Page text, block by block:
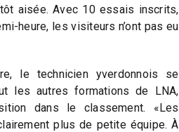
aisée. Avec 10 essais inscrits,
heure, les visiteurs n’ont pas eu
le technicien yverdonnois se
les autres formations de LNA,
dans le classement. «Les
plus de petite équipe. À